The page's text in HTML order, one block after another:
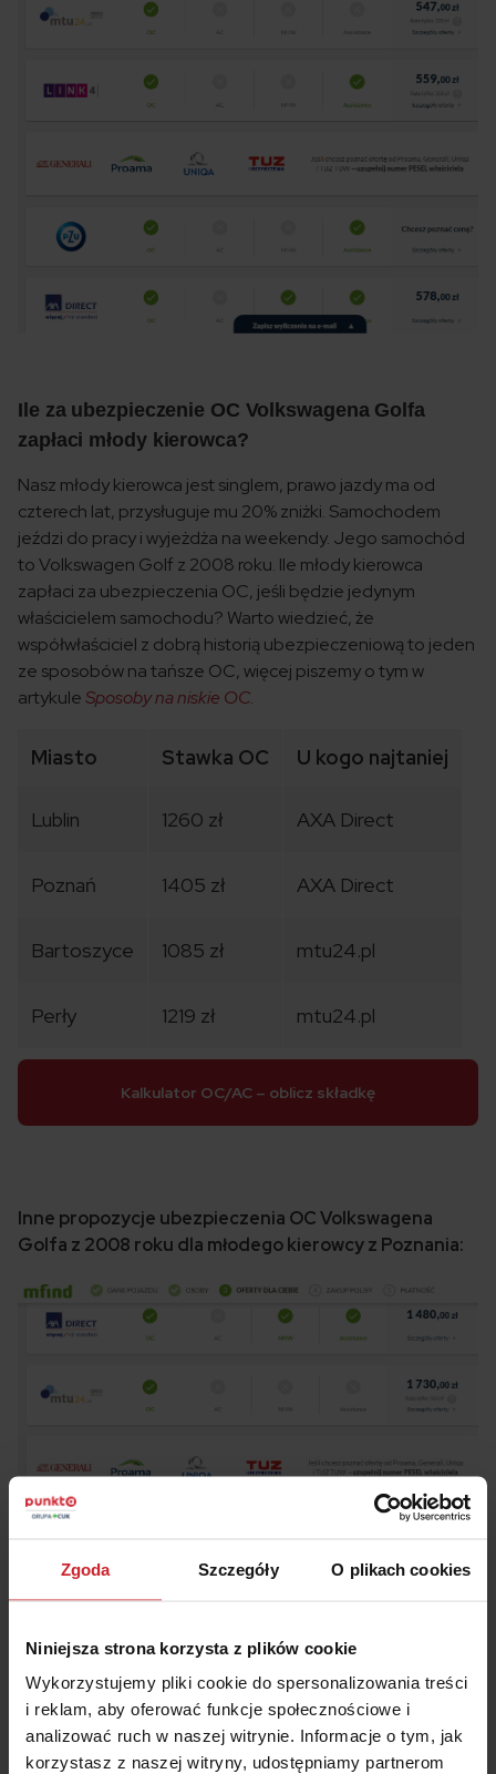
Zgoda Szczegóły O plikach cookies
Niniejsza strona korzysta z plików cookie
Wykorzystujemy pliki cookie do spersonalizowania treści
i reklam, aby oferować funkcje społecznościowe i
analizować ruch w naszej witrynie. Informacje o tym, jak
korzystasz z naszej witryny, udostępniamy partnerom
Ile za ubezpieczenie OC Volkswagena Golfa
zapłaci młody kierowca?
Nasz młody kierowca jest singlem, prawo jazdy ma od
czterech lat, przysługuje mu 20% zniżki. Samochodem
jeździ do pracy i wyjeżdża na weekendy. Jego samochód
to Volkswagen Golf z 2008 roku. Ile młody kierowca
zapłaci za ubezpieczenia OC, jeśli będzie jedynym
właścicielem samochodu? Warto wiedzieć, że
współwłaściciel z dobrą historią ubezpieczeniową to jeden
ze sposobów na tańsze OC, więcej piszemy o tym w
artykuleSposoby na niskie OC.
Miasto Stawka OC U kogo najtaniej
Lublin 1260 zł AXA Direct
Poznań 1405 zł AXA Direct
Bartoszyce 1085 zł mtu24.pl
Perły 1219 zł mtu24.pl
Kalkulator OC/AC – oblicz składkę
Inne propozycje ubezpieczenia OC Volkswagena
Golfa z 2008 roku dla młodego kierowcy z Poznania:
Tak kształtują się stawki ubezpieczenia OC
Volkswagena Golfa z 2008 roku dla młodego
kierowcy ze wsi Perły: